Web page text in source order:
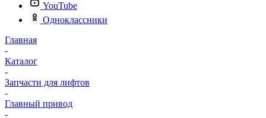
YouTube
Одноклассники
Главная
-
Каталог
-
Запчасти для лифтов
-
Главный привод
-